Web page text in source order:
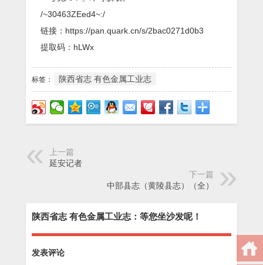
/~30463ZEed4~:/
链接：https://pan.quark.cn/s/2bac0271d0b3
提取码：hLWx
标签： 陕西省志 有色金属工业志
上一篇
延安记者
下一篇
中部县志（黄陵县志）（全）
陕西省志 有色金属工业志：等您坐沙发呢！
发表评论